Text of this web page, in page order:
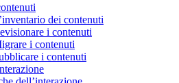
dei contenuti
i contenuti
i contenuti
i contenuti